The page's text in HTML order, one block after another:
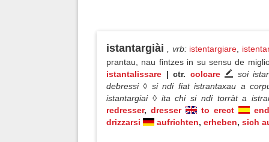
istantargiài , vrb: istentargiare
prantau, nau fintzes in su sensu de
istantalissare | ctr. colcare
soi
debressi ◊ si ndi fiat istrantaxau a
istantargiai ◊ ita chi si ndi torràt a
redresser, dresser to erect
drizzarsi
aufrichten, erheben, sich